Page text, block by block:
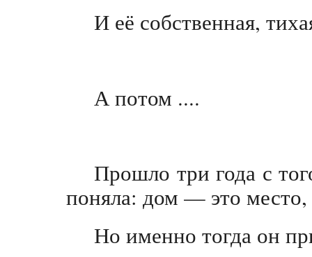
И её собственная,
А потом ....
Прошло три года с
поняла: дом — это место,
Но именно тогда он